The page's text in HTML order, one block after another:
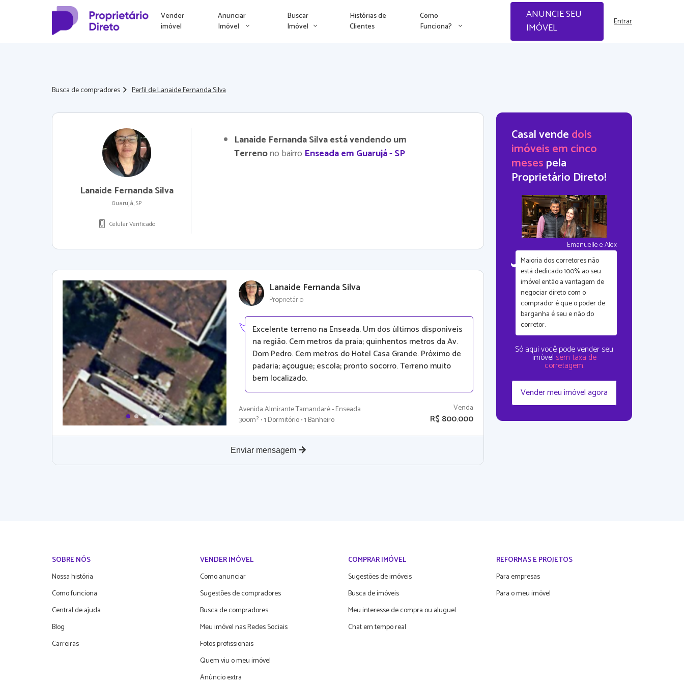
Vender
imóvel
Anunciar
Imóvel
Buscar
Imóvel
Histórias de
Clientes
Como
Funciona?
ANUNCIE SEU
IMÓVEL
Entrar
Busca de compradores Perfil de Lanaide Fernanda Silva
Lanaide Fernanda Silva
Guarujá, SP
Celular Verificado
Lanaide Fernanda Silva está vendendo um
Terrenono bairro Enseada em Guarujá - SP
Lanaide Fernanda Silva
Proprietário
Excelente terreno na Enseada. Um dos últimos disponíveis
na região. Cem metros da praia; quinhentos metros da Av.
Dom Pedro. Cem metros do Hotel Casa Grande. Próximo de
padaria; açougue; escola; pronto socorro. Terreno muito
bem localizado.
Avenida Almirante Tamandaré - Enseada
300m² • 1 Dormitório • 1 Banheiro
Venda
R$ 800.000
Enviar mensagem
Casal vendedois
imóveis em cinco
mesespela
Proprietário Direto!
Emanuelle e Alex
Maioria dos corretores não
está dedicado 100% ao seu
imóvel então a vantagem de
negociar direto com o
comprador é queo poder de
barganha é seue não do
corretor.
Só aqui você pode vender seu
imóvel sem taxa de
corretagem.
Vender meu imóvel agora
SOBRE NÓS
Nossa história
Como funciona
Central de ajuda
Blog
Carreiras
VENDER IMÓVEL
Como anunciar
Sugestões de compradores
Busca de compradores
Meu imóvel nas Redes Sociais
Fotos profissionais
Quem viu o meu imóvel
Anúncio extra
COMPRAR IMÓVEL
Sugestões de imóveis
Busca de imóveis
Meu interesse de compra ou aluguel
Chat em tempo real
REFORMAS E PROJETOS
Para empresas
Para o meu imóvel